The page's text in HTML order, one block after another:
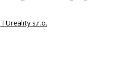
TUreality s.r.o.